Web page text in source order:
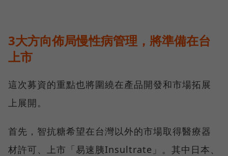
3大方向佈局慢性病管理，將準備在台
上市
這次募資的重點也將圍繞在產品開發和市場拓展
上展開。
首先，智抗糖希望在台灣以外的市場取得醫療器
材許可、上市「易速胰Insultrate」。其中日本、